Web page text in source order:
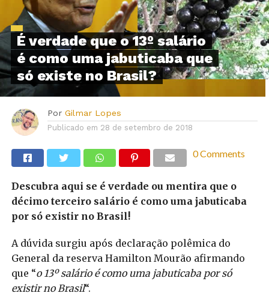
É verdade que o 13º salário
é como uma jabuticaba que
só existe no Brasil?
Por Gilmar Lopes
Publicado em 28 de setembro de 2018
0 Comments
Descubra aqui se é verdade ou mentira que o
décimo terceiro salário é como uma jabuticaba
por só existir no Brasil!
A dúvida surgiu após declaração polêmica do
General da reserva Hamilton Mourão afirmando
que “o 13º salário é como uma jabuticaba por só
existir no Brasil“.